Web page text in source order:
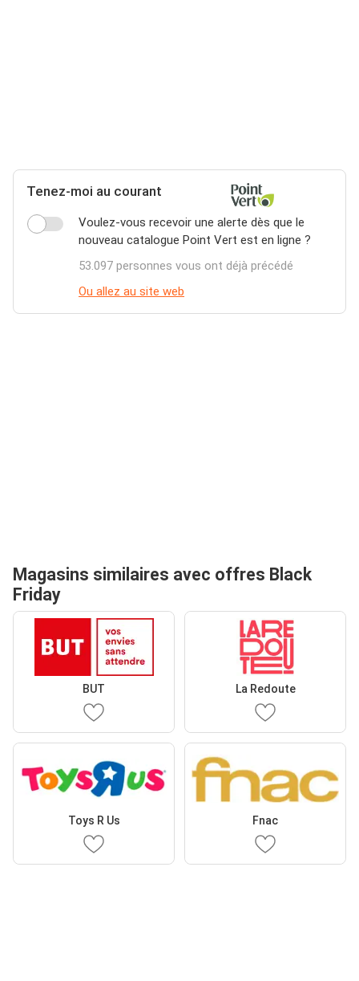
Tenez-moi au courant
Voulez-vous recevoir une alerte dès que le
nouveau catalogue Point Vert est en ligne ?
53.097 personnes vous ont déjà précédé
Ou allez au site web
Magasins similaires avec offres Black
Friday
BUT La Redoute
Toys R Us Fnac